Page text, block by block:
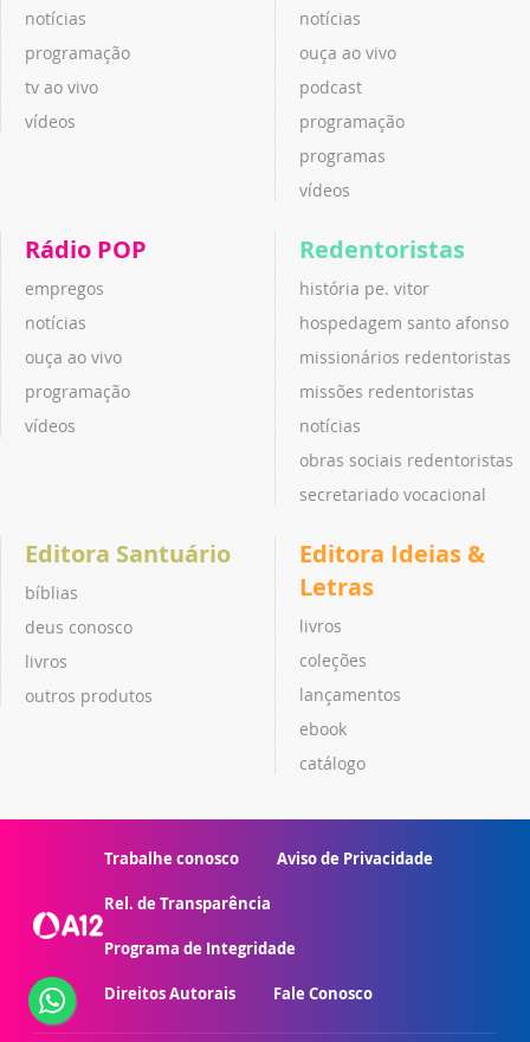
notícias
programação
tv ao vivo
vídeos
notícias
ouça ao vivo
podcast
programação
programas
vídeos
Rádio POP
empregos
notícias
ouça ao vivo
programação
vídeos
Redentoristas
história pe. vitor
hospedagem santo afonso
missionários redentoristas
missões redentoristas
notícias
obras sociais redentoristas
secretariado vocacional
Editora Santuário
bíblias
deus conosco
livros
outros produtos
Editora Ideias &
Letras
livros
coleções
lançamentos
ebook
catálogo
Trabalhe conosco Aviso de Privacidade
Rel. de Transparência
Programa de Integridade
Direitos Autorais Fale Conosco